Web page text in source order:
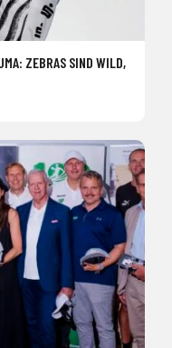
ZEBRAS SIND WILD,